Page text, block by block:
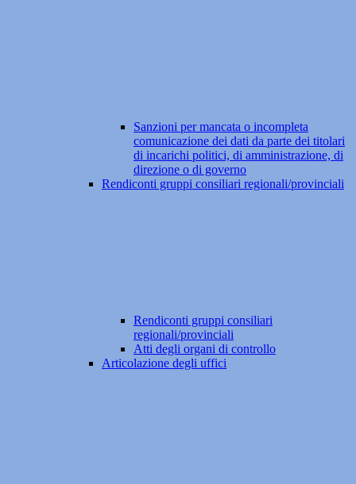
Sanzioni per mancata o incompleta
comunicazione dei dati da parte dei titolari
di incarichi politici, di amministrazione, di
direzione o di governo
Rendiconti gruppi consiliari regionali/provinciali
Rendiconti gruppi consiliari
regionali/provinciali
Atti degli organi di controllo
Articolazione degli uffici